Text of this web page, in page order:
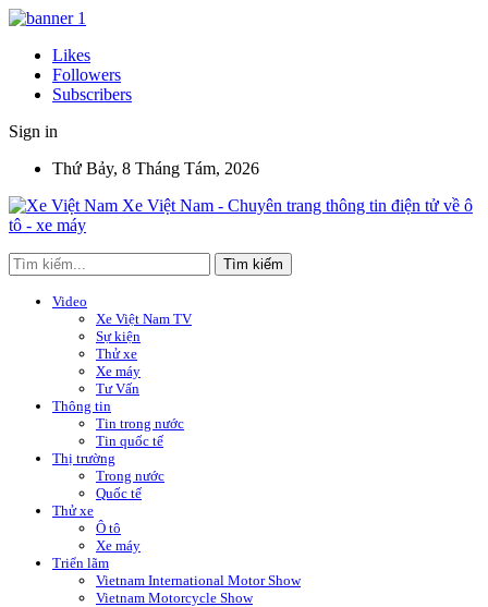
Likes
Followers
Subscribers
Sign in
Thứ Bảy, 8 Tháng Tám, 2026
Xe Việt Nam - Chuyên trang thông tin điện tử về ô
tô - xe máy
Video
Xe Việt Nam TV
Sự kiện
Thử xe
Xe máy
Tư Vấn
Thông tin
Tin trong nước
Tin quốc tế
Thị trường
Trong nước
Quốc tế
Thử xe
Ô tô
Xe máy
Triển lãm
Vietnam International Motor Show
Vietnam Motorcycle Show